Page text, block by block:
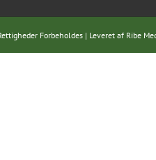
Forbeholdes | Leveret af Ribe